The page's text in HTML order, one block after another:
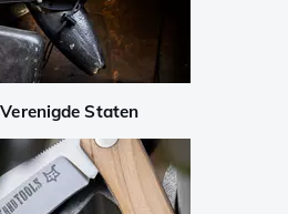
Staten